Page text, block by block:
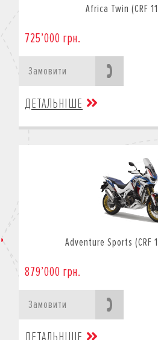
Africa Twin (CRF
725’000 грн.
Замовити
ДЕТАЛЬНІШЕ
Adventure Sports (CRF
879’000 грн.
Замовити